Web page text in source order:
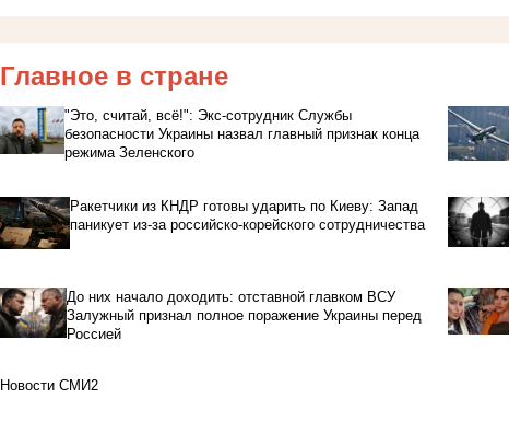
Главное в стране
"Это, считай, всё!": Экс-сотрудник Службы
безопасности Украины назвал главный признак конца
режима Зеленского
Ракетчики из КНДР готовы ударить по Киеву: Запад
паникует из-за российско-корейского сотрудничества
До них начало доходить: отставной главком ВСУ
Залужный признал полное поражение Украины перед
Россией
Новости СМИ2